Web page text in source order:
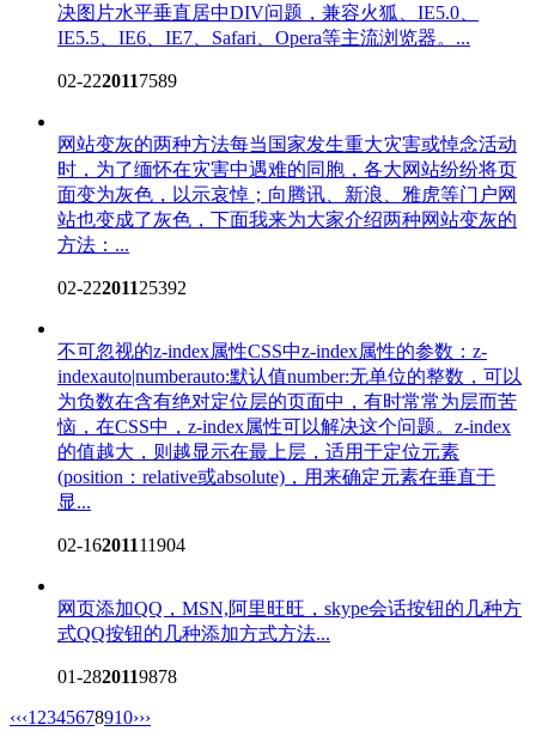
决图片水平垂直居中DIV问题，兼容火狐、IE5.0、
IE5.5、IE6、IE7、Safari、Opera等主流浏览器。...
02-2220117589
网站变灰的两种方法每当国家发生重大灾害或悼念活动
时，为了缅怀在灾害中遇难的同胞，各大网站纷纷将页
面变为灰色，以示哀悼；向腾讯、新浪、雅虎等门户网
站也变成了灰色，下面我来为大家介绍两种网站变灰的
方法：...
02-22201125392
不可忽视的z-index属性CSS中z-index属性的参数：z-
indexauto|numberauto:默认值number:无单位的整数，可以
为负数在含有绝对定位层的页面中，有时常常为层而苦
恼，在CSS中，z-index属性可以解决这个问题。z-index
的值越大，则越显示在最上层，适用于定位元素
(position：relative或absolute)，用来确定元素在垂直于
显...
02-16201111904
网页添加QQ，MSN,阿里旺旺，skype会话按钮的几种方
式QQ按钮的几种添加方式方法...
01-2820119878
‹‹‹1 2345678910›››